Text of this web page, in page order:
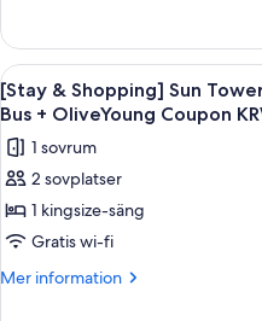
KRW
10,000
Suite
King
+
Free
Shuttle
Bus
+
OliveYoung
Coupon
KRW
&
Shopping]
Sun
Tower
Suite
King
Free
Shuttle
+
Öppna
alla
foton
för
[Stay
&
Shopping]
Sun
4
[Stay & Shopping] Sun
Bus + OliveYoung Coupon
1 sovrum
2 sovplatser
1 kingsize-säng
Gratis wi-fi
Mer information
Mer